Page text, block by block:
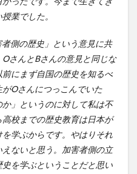
業でした。
側の歴史」という意見に共
さんとBさんの意見と同じな
にまず自国の歴史を知るべ
Oさんにつっこんでいた
か」というのに対して私は不
校までの歴史教育は日本が
学ぶからです。やはりそれ
ないと思う。加害者側の立
を学ぶということだと思い